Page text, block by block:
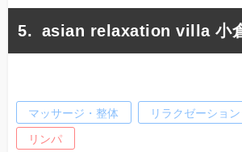
asian relaxation villa 小
マッサージ・整体 リラクゼーション
リンパ